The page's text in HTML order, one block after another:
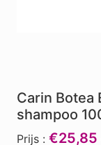
Carin Botea
shampoo
Prijs : €25,85